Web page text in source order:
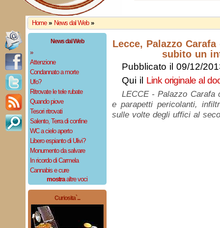
Home » News dal Web »
News dal Web
»
Attenzione
Condannato a morte
Ufo?
Ritrovate le tele rubate
Quando piove
Tesori ritrovati
Salento, Terra di confine
WC a cielo aperto
Libero espianto di Ulivi?
Monumento da salvare
In ricordo di Carmela
Cannabis e cure
mostraaltre voci
Curiosita`...
Lecce, Palazzo
subito un
Pubblicato il 09/12/
Qui il Link originale al
LECCE - Palazzo Carafa
e parapetti pericolanti,
sulle volte degli uffici al